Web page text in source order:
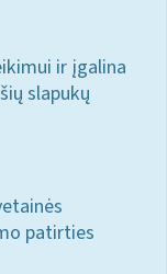
ir įgalina
slapukų
patirties